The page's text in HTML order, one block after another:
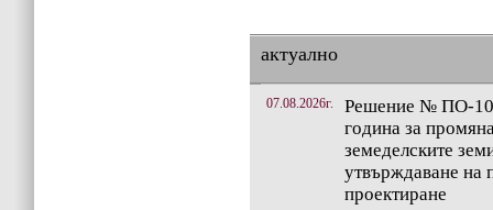
актуално
07.08.2026г.
Решение № ПО-
година за
земеделските
утвърждаване на
проектиране